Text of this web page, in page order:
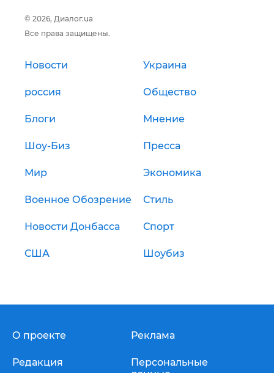
© 2026, Диалог.ua
Все права защищены.
Новости Украина
россия Общество
Блоги Мнение
Шоу-Биз Пресса
Мир Экономика
Военное Обозрение Стиль
Новости Донбасса Спорт
США Шоубиз
О проекте
Редакция
Реклама
Персональные